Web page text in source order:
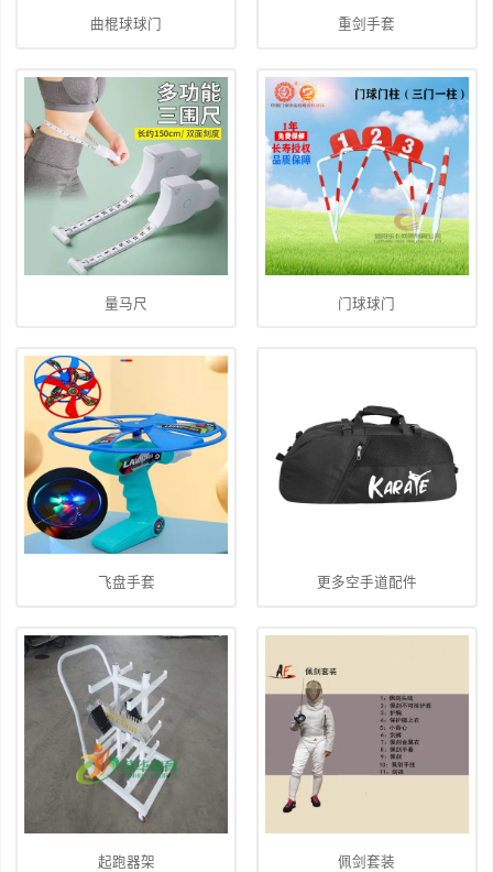
曲棍球球门 重剑手套
量马尺 门球球门
飞盘手套 更多空手道配件
起跑器架 佩剑套装